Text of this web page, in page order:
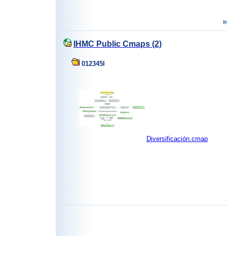
IHMC Public Cmaps (2)
012345I
Diversificación.cmap